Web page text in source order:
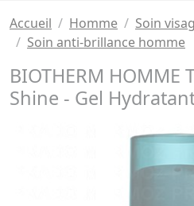
Accueil Homme
Soin
Soin anti-brillance homme
BIOTHERM HOMME
Shine - Gel